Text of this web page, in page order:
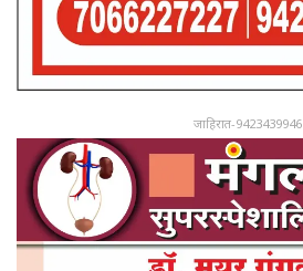
जाहिरात-9423439946